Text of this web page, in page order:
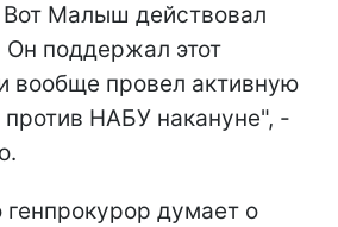
Вот Малыш действовал
Он поддержал этот
вообще провел активную
НАБУ накануне", -
генпрокурор думает о